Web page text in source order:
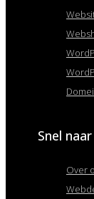
Snel naar
Over